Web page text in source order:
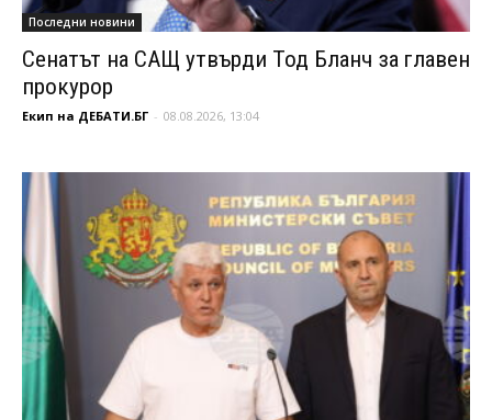
Последни новини
Сенатът на САЩ утвърди Тод Бланч за главен
прокурор
Екип на ДЕБАТИ.БГ - 08.08.2026, 13:04